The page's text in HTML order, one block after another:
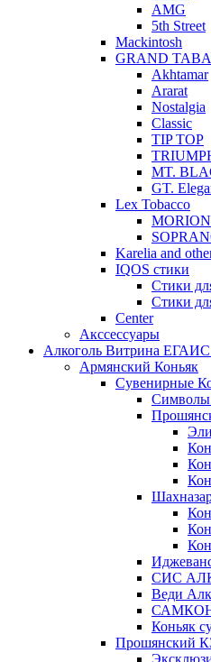
AMG
5th Street
Mackintosh
GRAND
Akhtamar
Ararat
Nostalgia
Classic
TIP TOP
MT.
GT.
Lex Tobacco
MORION
Karelia and
IQOS стики
Стики
Стики
Сenter
Акссессуары
Алкоголь Витрина
Армянский Коньяк
Сувенирные
Символы
СИС
Веди
САМКОН
Коньяк
Прошянский